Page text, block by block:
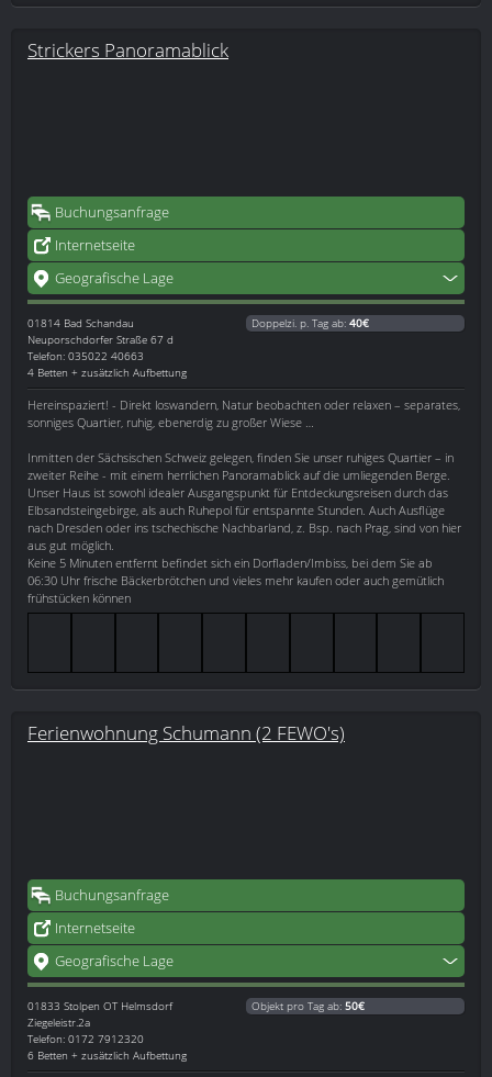
Strickers Panoramablick
Buchungsanfrage
Internetseite
Geografische Lage
01814 Bad Schandau
Neuporschdorfer Straße 67 d
Telefon: 035022 40663
4 Betten + zusätzlich Aufbettung
Doppelzi. p. Tag ab: 40€
Hereinspaziert! - Direkt loswandern, Natur beobachten oder relaxen – separates,
sonniges Quartier, ruhig, ebenerdig zu großer Wiese …
Inmitten der Sächsischen Schweiz gelegen, finden Sie unser ruhiges Quartier – in
zweiter Reihe - mit einem herrlichen Panoramablick auf die umliegenden Berge.
Unser Haus ist sowohl idealer Ausgangspunkt für Entdeckungsreisen durch das
Elbsandsteingebirge, als auch Ruhepol für entspannte Stunden. Auch Ausflüge
nach Dresden oder ins tschechische Nachbarland, z. Bsp. nach Prag, sind von hier
aus gut möglich.
Keine 5 Minuten entfernt befindet sich ein Dorfladen/Imbiss, bei dem Sie ab
06:30 Uhr frische Bäckerbrötchen und vieles mehr kaufen oder auch gemütlich
frühstücken können
Ferienwohnung Schumann (2 FEWO's)
Buchungsanfrage
Internetseite
Geografische Lage
01833 Stolpen OT Helmsdorf
Ziegeleistr.2a
Telefon: 0172 7912320
6 Betten + zusätzlich Aufbettung
Objekt pro Tag ab: 50€